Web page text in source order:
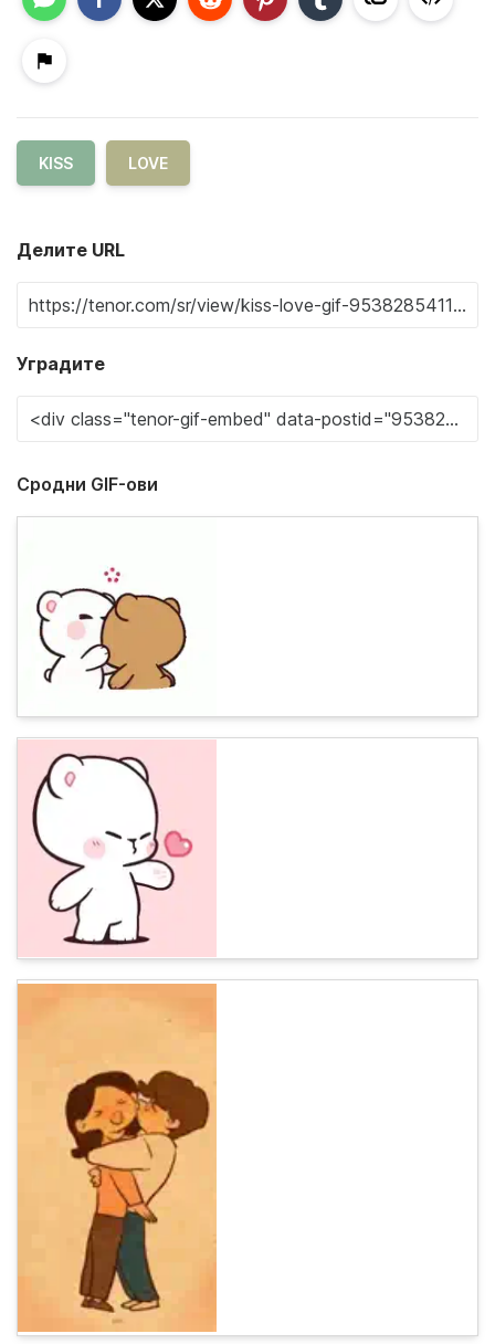
KISS LOVE
Делите URL
Уградите
Сродни GIF-ови